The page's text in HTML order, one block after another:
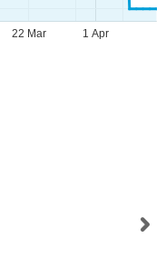
1 Apr
22 Mar